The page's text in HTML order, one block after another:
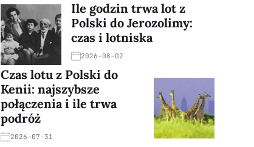
Ile godzin trwa lot z
Polski do Jerozolimy:
czas i lotniska
2026-08-02
Czas lotu z Polski do
Kenii: najszybsze
połączenia i ile trwa
podróż
2026-07-31